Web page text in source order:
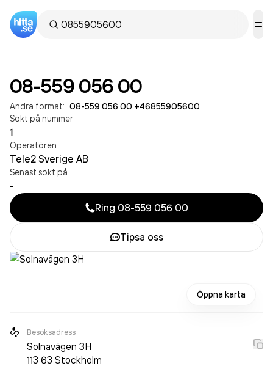
08-559 056 00
Andra format: 08-559 056 00 +46855905600
Sökt på nummer
1
Operatören
Tele2 Sverige AB
Senast sökt på
-
Ring 08-559 056 00
Tipsa oss
Öppna karta
Besöksadress
Solnavägen 3H
113 63 Stockholm